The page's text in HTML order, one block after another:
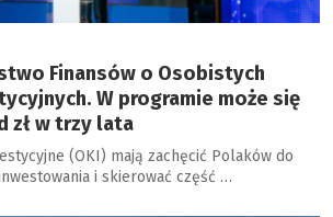
Finansów o Osobistych
W programie może się
zł w trzy lata
(OKI) mają zachęcić Polaków do
i skierować część …